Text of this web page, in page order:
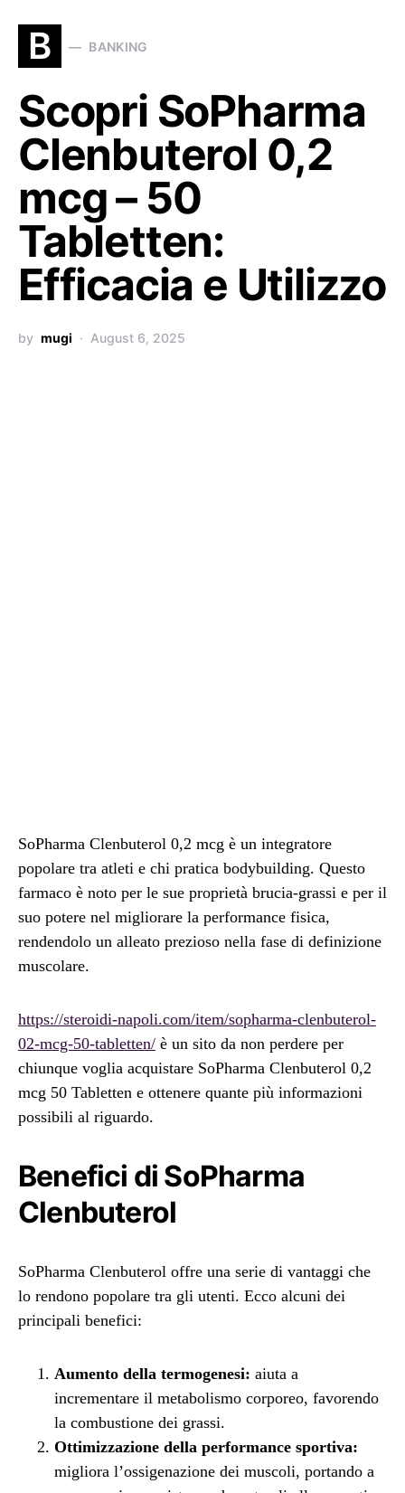
B BANKING
Scopri SoPharma
Clenbuterol 0,2
mcg – 50
Tabletten:
Efficacia e Utilizzo
by mugi August 6, 2025
SoPharma Clenbuterol 0,2 mcg è un integratore
popolare tra atleti e chi pratica bodybuilding. Questo
farmaco è noto per le sue proprietà brucia-grassi e per il
suo potere nel migliorare la performance fisica,
rendendolo un alleato prezioso nella fase di definizione
muscolare.
https://steroidi-napoli.com/item/sopharma-clenbuterol-
02-mcg-50-tabletten/ è un sito da non perdere per
chiunque voglia acquistare SoPharma Clenbuterol 0,2
mcg 50 Tabletten e ottenere quante più informazioni
possibili al riguardo.
Benefici di SoPharma
Clenbuterol
SoPharma Clenbuterol offre una serie di vantaggi che
lo rendono popolare tra gli utenti. Ecco alcuni dei
principali benefici:
Aumento della termogenesi: aiuta a
incrementare il metabolismo corporeo, favorendo
la combustione dei grassi.
Ottimizzazione della performance sportiva:
migliora l’ossigenazione dei muscoli, portando a